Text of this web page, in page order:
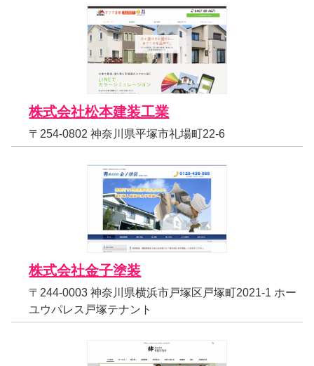
株式会社松本建装工業
〒254-0802 神奈川県平塚市礼場町22-6
株式会社金子塗装
〒244-0003 神奈川県横浜市戸塚区戸塚町2021-1 ホー
ユウパレス戸塚テナント